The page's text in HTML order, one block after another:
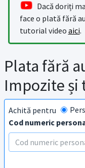
Dacă doriți
face o plată fără
tutorial video aici.
Plata fără
Impozite și
Achită pentru
Cod numeric